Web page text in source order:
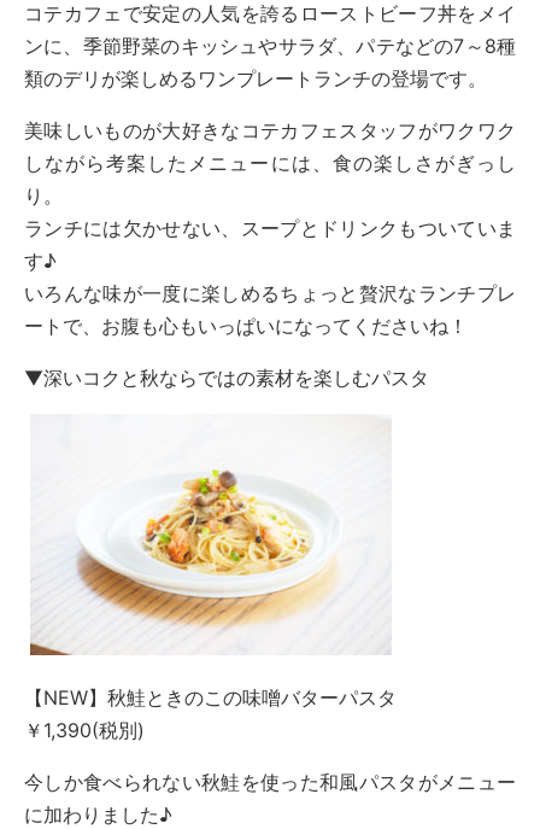
コテカフェで安定の人気を誇るローストビーフ丼をメイ
ンに、季節野菜のキッシュやサラダ、パテなどの7～8種
類のデリが楽しめるワンプレートランチの登場です。
美味しいものが大好きなコテカフェスタッフがワクワク
しながら考案したメニューには、食の楽しさがぎっし
り。
ランチには欠かせない、スープとドリンクもついていま
す♪
いろんな味が一度に楽しめるちょっと贅沢なランチプレ
ートで、お腹も心もいっぱいになってくださいね！
▼深いコクと秋ならではの素材を楽しむパスタ
【NEW】秋鮭ときのこの味噌バターパスタ
￥1,390(税別)
今しか食べられない秋鮭を使った和風パスタがメニュー
に加わりました♪